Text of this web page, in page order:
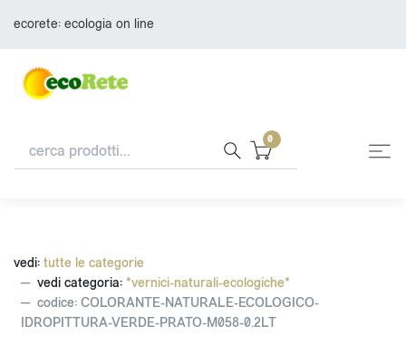
ecorete: ecologia on line
0
vedi: tutte le categorie
vedi categoria: *vernici-naturali-ecologiche*
codice: COLORANTE-NATURALE-ECOLOGICO-
IDROPITTURA-VERDE-PRATO-M058-0.2LT